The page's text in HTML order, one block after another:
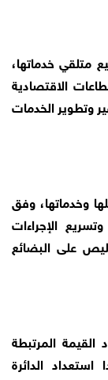
متلقي خدماتها،
الاقتصادية
وتطوير الخدمات
وخدماتها، وفق
الإجراءات
على البضائع
المرتبطة
الدائرة